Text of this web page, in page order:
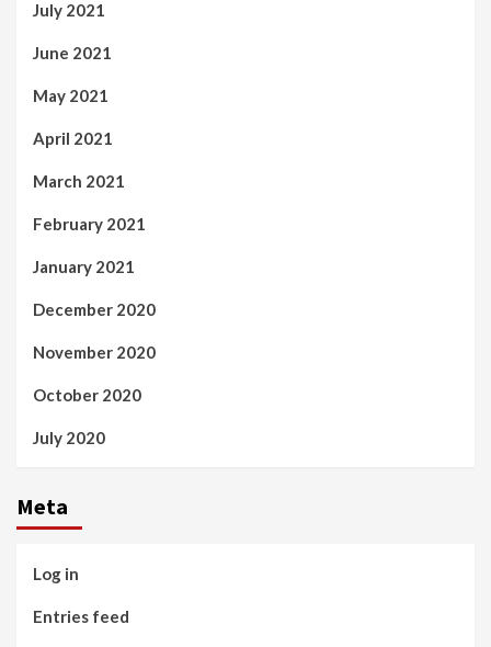
July 2021
June 2021
May 2021
April 2021
March 2021
February 2021
January 2021
December 2020
November 2020
October 2020
July 2020
Meta
Log in
Entries feed